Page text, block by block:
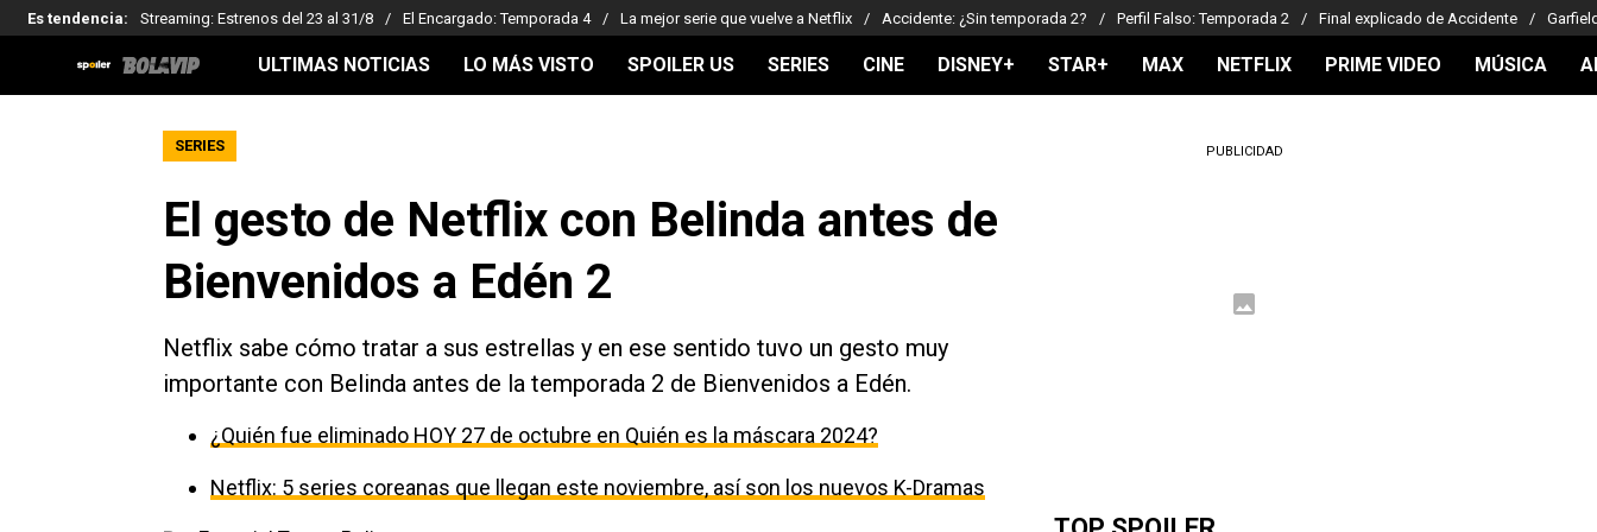
Es tendencia: Streaming: Estrenos del 23 al 31/8 El Encargado: Temporada 4 La mejor serie que vuelve a Netflix Accidente: ¿Sin temporada 2? Perfil Falso: Temporada 2 Final explicado de Accidente
ULTIMAS NOTICIAS LO MÁS VISTO SPOILER US SERIES CINE DISNEY+ STAR+ MAX NETFLIX PRIME VIDEO MÚSICA
SERIES
El gesto de Netflix con Belinda antes de
Bienvenidos a Edén 2
Netflix sabe cómo tratar a sus estrellas y en ese sentido tuvo un gesto muy
importante con Belinda antes de la temporada 2 de Bienvenidos a Edén.
¿Quién fue eliminado HOY 27 de octubre en Quién es la máscara 2024?
Netflix: 5 series coreanas que llegan este noviembre, así son los nuevos K-Dramas
PUBLICIDAD